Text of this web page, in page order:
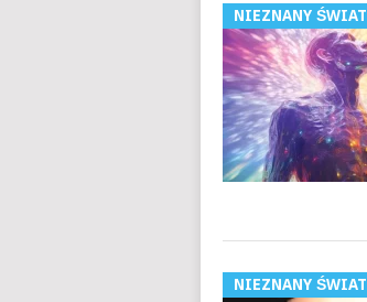
NIEZNANY ŚWIAT
NIEZNANY ŚWIAT